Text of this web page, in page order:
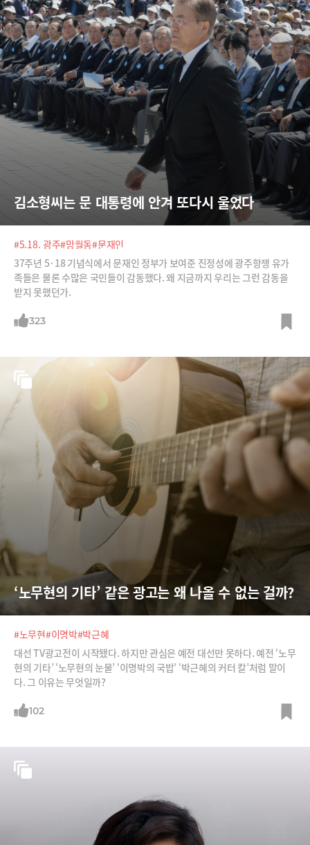
김소형씨는 문 대통령에 안겨 또다시 울었다
#5.18. 광주#망월동#문재인
37주년 5·18 기념식에서 문재인 정부가 보여준 진정성에 광주항쟁 유가
족들은 물론 수많은 국민들이 감동했다. 왜 지금까지 우리는 그런 감동을
받지 못했던가.
323
‘노무현의 기타’ 같은 광고는 왜 나올 수 없는 걸까?
#노무현#이명박#박근혜
대선 TV광고전이 시작됐다. 하지만 관심은 예전 대선만 못하다. 예전 ‘노무
현의 기타’ ‘노무현의 눈물’ ‘이명박의 국밥’ ‘박근혜의 커터 칼’처럼 말이
다. 그 이유는 무엇일까?
102